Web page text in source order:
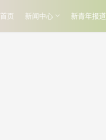
首页 新闻中心 新青年报道